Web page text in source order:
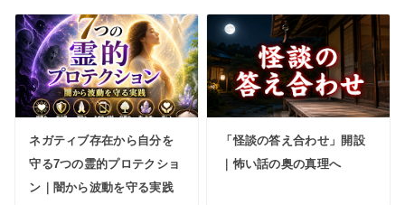
ネガティブ存在から自分を
守る7つの霊的プロテクショ
ン｜闇から波動を守る実践
「怪談の答え合わせ」開設
｜怖い話の奥の真理へ